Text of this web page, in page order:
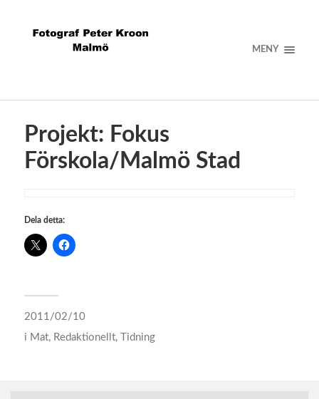
MENY
Projekt: Fokus
Förskola/Malmö Stad
Dela detta:
2011/02/10
i Mat, Redaktionellt, Tidning